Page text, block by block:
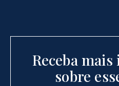
Receba
sobre